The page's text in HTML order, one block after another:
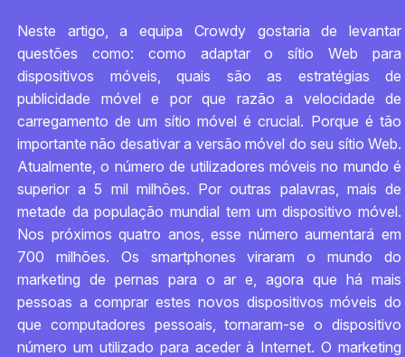
Neste artigo, a equipa Crowdy gostaria de levantar
questões como: como adaptar o sítio Web para
dispositivos móveis, quais são as estratégias de
publicidade móvel e por que razão a velocidade de
carregamento de um sítio móvel é crucial. Porque é tão
importante não desativar a versão móvel do seu sítio Web.
Atualmente, o número de utilizadores móveis no mundo é
superior a 5 mil milhões. Por outras palavras, mais de
metade da população mundial tem um dispositivo móvel.
Nos próximos quatro anos, esse número aumentará em
700 milhões. Os smartphones viraram o mundo do
marketing de pernas para o ar e, agora que há mais
pessoas a comprar estes novos dispositivos móveis do
que computadores pessoais, tornaram-se o dispositivo
número um utilizado para aceder à Internet. O marketing